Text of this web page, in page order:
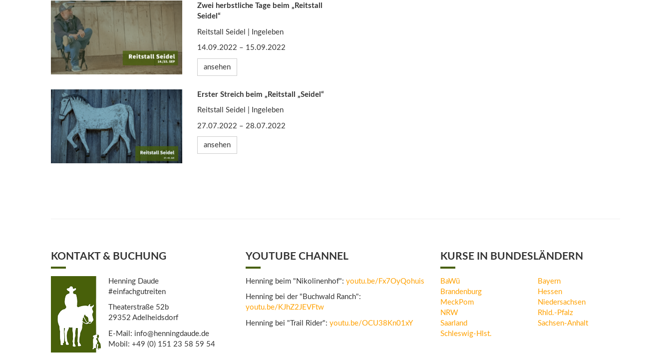
Zwei herbstliche Tage beim „Reitstall
Seidel“
Reitstall Seidel | Ingeleben
14.09.2022 – 15.09.2022
ansehen
Erster Streich beim „Reitstall „Seidel“
Reitstall Seidel | Ingeleben
27.07.2022 – 28.07.2022
ansehen
KONTAKT & BUCHUNG
Henning Daude
#einfachgutreiten
Theaterstraße 52b
29352 Adelheidsdorf
E-Mail: info@henningdaude.de
Mobil: +49 (0) 151 23 58 59 54
YOUTUBE CHANNEL
Henning beim "Nikolinenhof": youtu.be/Fx7OyQohuis
Henning bei der "Buchwald Ranch":
youtu.be/KJhZ2JEVFtw
Henning bei "Trail Rider": youtu.be/OCU38Kn01xY
KURSE IN BUNDESLÄNDERN
BaWü
Bayern
Brandenburg
Hessen
MeckPom
Niedersachsen
NRW
Rhld.-Pfalz
Saarland
Sachsen-Anhalt
Schleswig-Hlst.